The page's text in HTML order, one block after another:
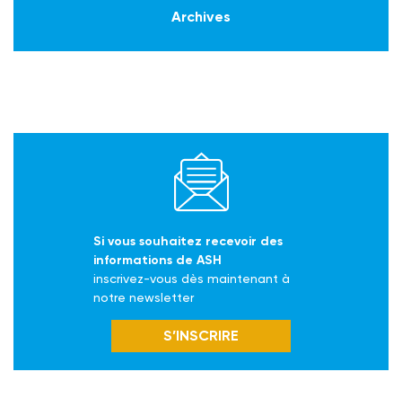
Archives
Si vous souhaitez recevoir des
informations de ASH
inscrivez-vous dès maintenant à
notre newsletter
S’INSCRIRE